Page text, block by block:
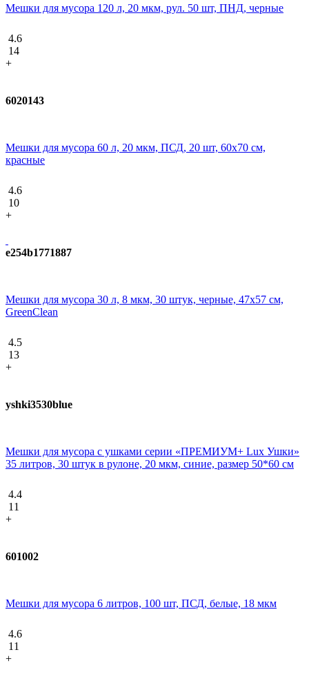
Мешки для мусора 120 л, 20 мкм, рул. 50 шт, ПНД, черные
4.6
14
+
6020143
Мешки для мусора 60 л, 20 мкм, ПСД, 20 шт, 60х70 см,
красные
4.6
10
+
e254b1771887
Мешки для мусора 30 л, 8 мкм, 30 штук, черные, 47х57 см,
GreenClean
4.5
13
+
yshki3530blue
Мешки для мусора с ушками серии «ПРЕМИУМ+ Lux Ушки»
35 литров, 30 штук в рулоне, 20 мкм, синие, размер 50*60 см
4.4
11
+
601002
Мешки для мусора 6 литров, 100 шт, ПСД, белые, 18 мкм
4.6
11
+